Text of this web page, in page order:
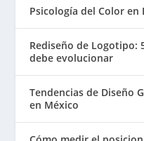
Psicología del Color
Rediseño de Logotipo:
debe evolucionar
Tendencias de Diseño
en México